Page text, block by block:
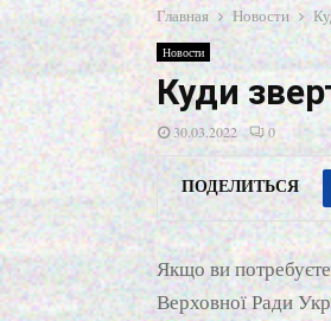
Главная Новости
Новости
Куди
30.03.2022 0
ПОДЕЛИТЬСЯ
Якщо ви
Верховної Ради